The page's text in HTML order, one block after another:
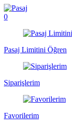
0
Pasaj Limitini Öğren
Siparişlerim
Favorilerim